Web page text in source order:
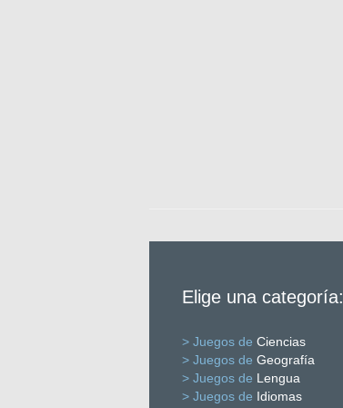
Elige una categoría:
> Juegos de Ciencias
> Juegos de Geografía
> Juegos de Lengua
> Juegos de Idiomas